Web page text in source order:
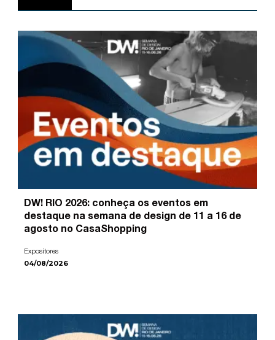
DW! RIO 2026: conheça os eventos em
destaque na semana de design de 11 a 16 de
agosto no CasaShopping
Expositores
04/08/2026